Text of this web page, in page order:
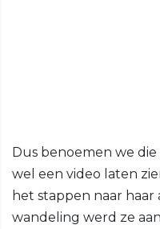
Dus benoemen we
wel een video laten
het stappen naar haar
wandeling werd ze